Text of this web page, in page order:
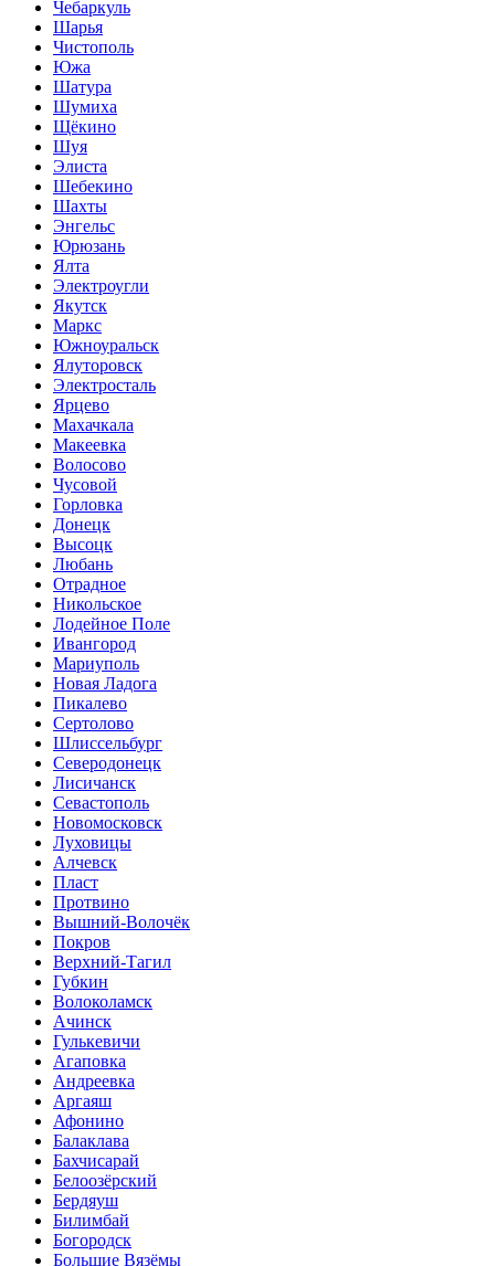
Чебаркуль
Шарья
Чистополь
Южа
Шатура
Шумиха
Щёкино
Шуя
Элиста
Шебекино
Шахты
Энгельс
Юрюзань
Ялта
Электроугли
Якутск
Маркс
Южноуральск
Ялуторовск
Электросталь
Ярцево
Махачкала
Макеевка
Волосово
Чусовой
Горловка
Донецк
Высоцк
Любань
Отрадное
Никольское
Лодейное Поле
Ивангород
Мариуполь
Новая Ладога
Пикалево
Сертолово
Шлиссельбург
Северодонецк
Лисичанск
Севастополь
Новомосковск
Луховицы
Алчевск
Пласт
Протвино
Вышний-Волочёк
Покров
Верхний-Тагил
Губкин
Волоколамск
Ачинск
Гулькевичи
Агаповка
Андреевка
Аргаяш
Афонино
Балаклава
Бахчисарай
Белоозёрский
Бердяуш
Билимбай
Богородск
Большие Вязёмы